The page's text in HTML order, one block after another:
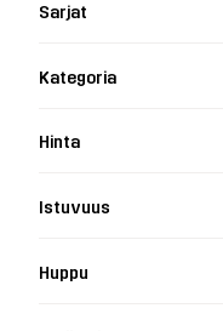
Sarjat
Kategoria
Hinta
Istuvuus
Huppu